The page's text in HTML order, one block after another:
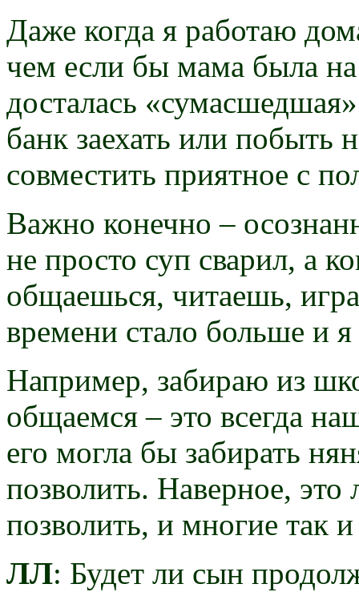
Даже когда я работаю
чем если бы мама была
досталась
банк заехать или побыть
совместить приятное с
Важно конечно –
не просто суп сварил, а
общаешься, читаешь,
времени стало больше и
Например, забираю из
общаемся – это всегда
его могла бы забирать
позволить. Наверное,
позволить, и многие так
ЛЛ: Будет ли сын